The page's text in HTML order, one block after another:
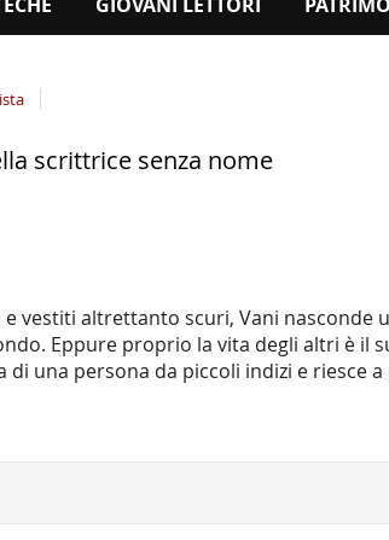
scrittrice senza nome
vestiti altrettanto scuri, Vani nasconde
Eppure proprio la vita degli altri è il
di una persona da piccoli indizi e riesce